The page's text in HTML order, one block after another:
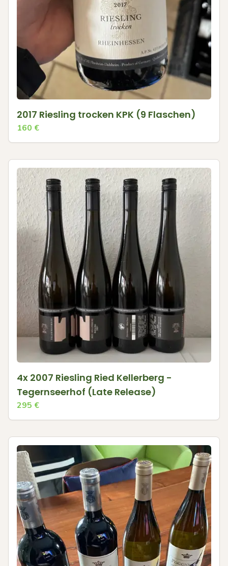
2017 Riesling trocken KPK (9 Flaschen)
160 €
4x 2007 Riesling Ried Kellerberg -
Tegernseerhof (Late Release)
295 €